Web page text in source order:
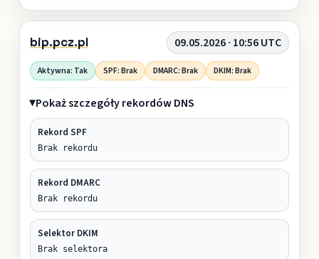
bip.pcz.pl 09.05.2026 · 10:56 UTC
Aktywna: Tak SPF: Brak DMARC: Brak DKIM: Brak
Pokaż szczegóły rekordów DNS
Rekord SPF
Brak rekordu
Rekord DMARC
Brak rekordu
Selektor DKIM
Brak selektora